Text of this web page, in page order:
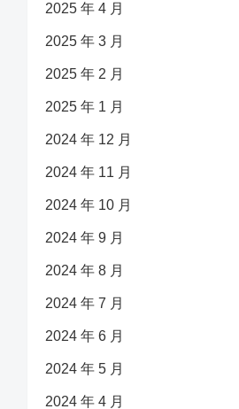
2025 年 4 月
2025 年 3 月
2025 年 2 月
2025 年 1 月
2024 年 12 月
2024 年 11 月
2024 年 10 月
2024 年 9 月
2024 年 8 月
2024 年 7 月
2024 年 6 月
2024 年 5 月
2024 年 4 月